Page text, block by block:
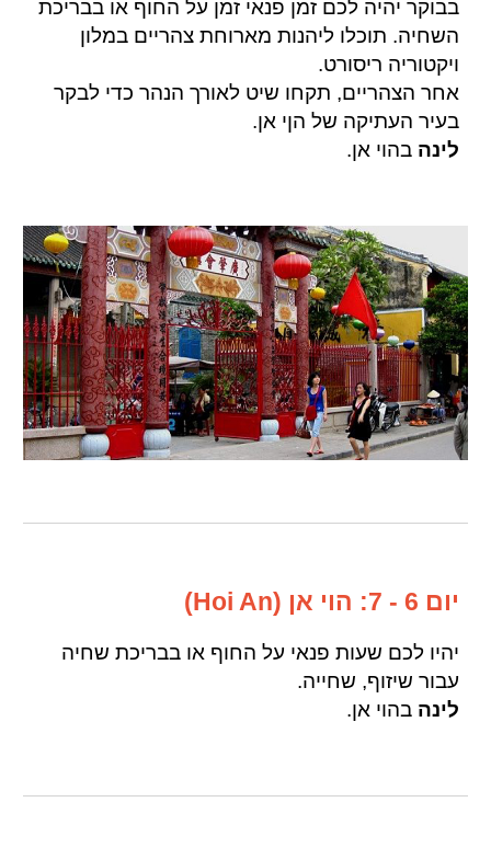
בבוקר יהיה לכם זמן פנאי זמן על החוף או בבריכת
השחיה. תוכלו ליהנות מארוחת צהריים במלון
ויקטוריה ריסורט.
אחר הצהריים, תקחו שיט לאורך הנהר כדי לבקר
בעיר העתיקה של הןי אן.
לינהבהוי אן.
יום 6 - 7: הוי אן (Hoi An)
יהיו לכם שעות פנאי על החוף או בבריכת שחיה
עבור שיזוף, שחייה.
לינה בהוי אן.